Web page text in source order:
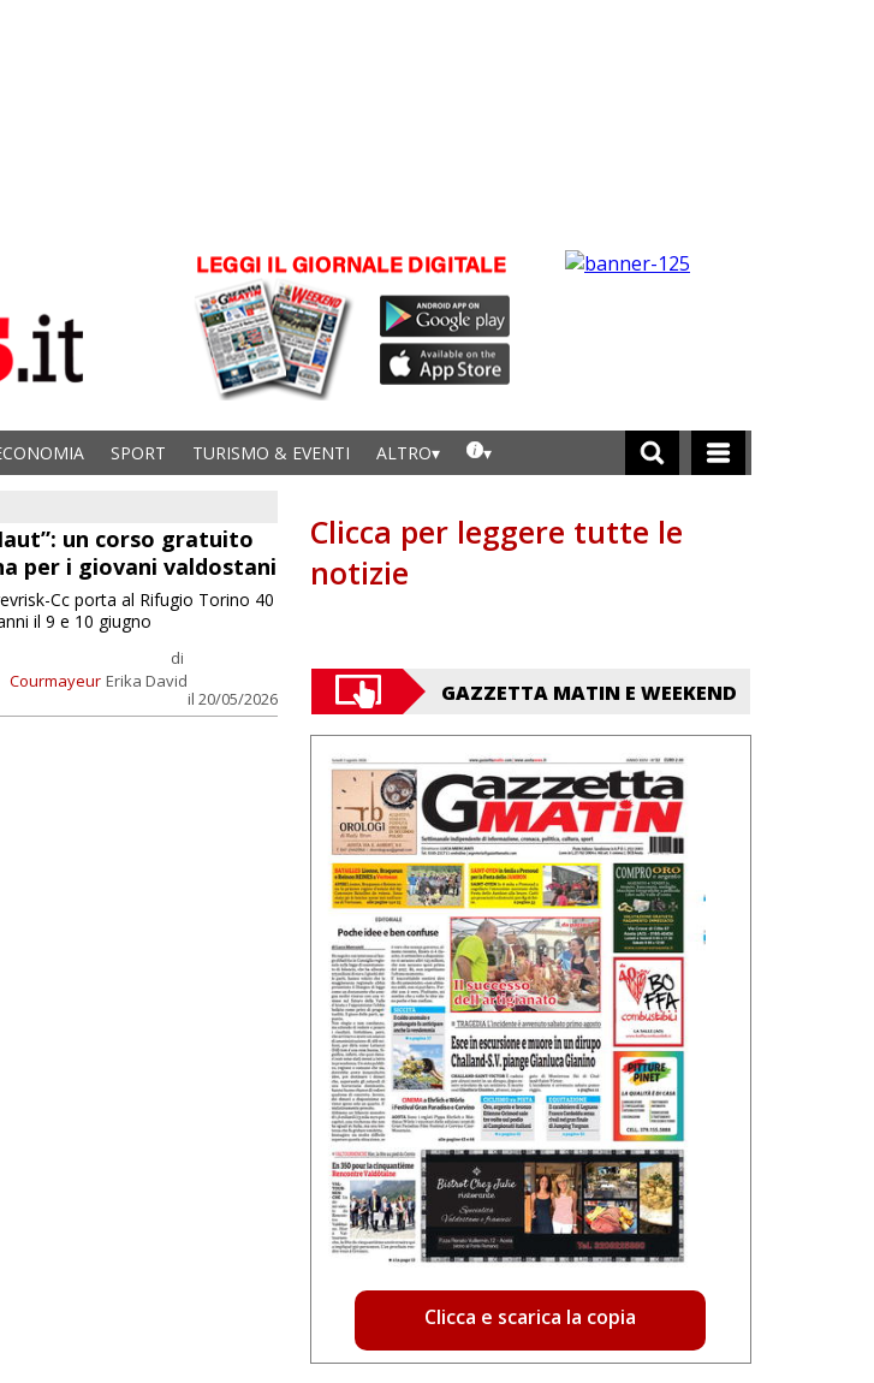
SPORT TURISMO & EVENTI ALTRO
un corso gratuito
per i giovani valdostani
Courmayeur
di
Erika David
il 20/05/2026
Cc porta al Rifugio Torino 40
il 9 e 10 giugno
Clicca per leggere tutte le
notizie
GAZZETTA MATIN E WEEKEND
Clicca e scarica la copia